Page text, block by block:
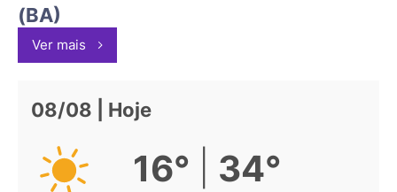
(BA)
Ver mais
08/08 | Hoje
16° 34°